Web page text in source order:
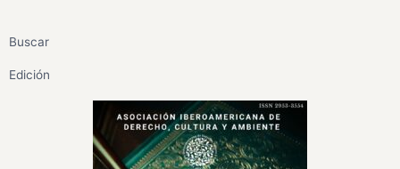
Buscar
Edición